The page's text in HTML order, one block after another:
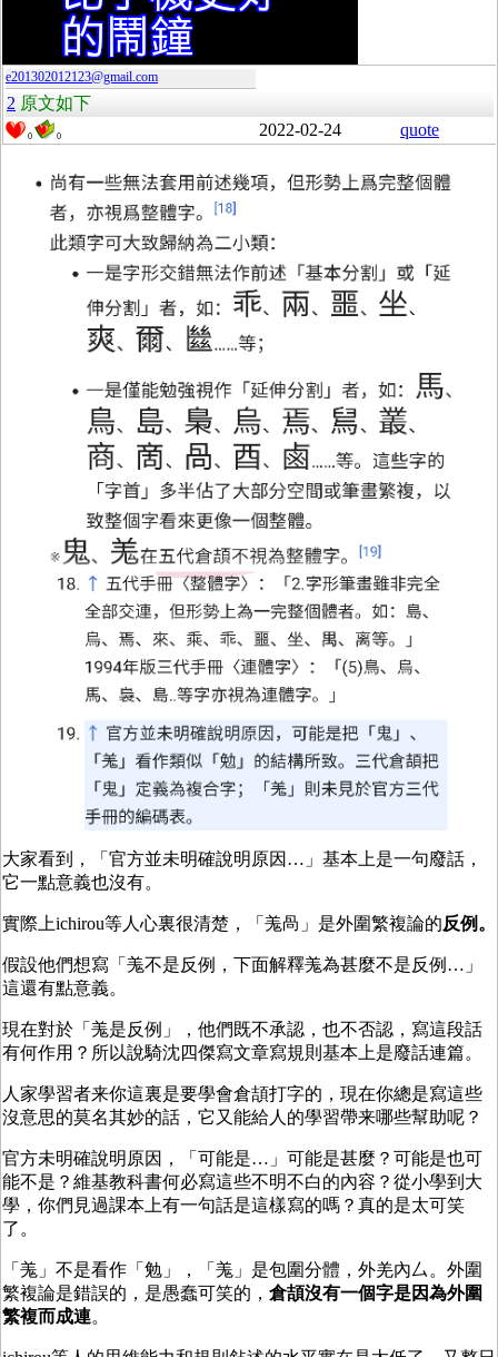
e201302012123@gmail.com
2 原文如下
0 0 2022-02-24 quote
大家看到，「 官方並未明確說明原因…」基本上是一句廢話，
它一點意義也沒有。
實際上ichirou等人心裏很清楚，「羗咼」是外圍繁複論的反例。
假設他們想寫「羗不是反例，下面解釋羗為甚麼不是反例…」
這還有點意義。
現在對於「羗是反例」，他們既不承認，也不否認，寫這段話
有何作用？所以說騎沈四傑寫文章寫規則基本上是廢話連篇。
人家學習者来你這裏是要學會倉頡打字的，現在你總是寫這些
沒意思的莫名其妙的話，它又能給人的學習帶来哪些幫助呢？
官方未明確說明原因，「可能是…」可能是甚麼？可能是也可
能不是？維基教科書何必寫這些不明不白的內容？從小學到大
學，你們見過課本上有一句話是這樣寫的嗎？真的是太可笑
了。
「羗」不是看作「勉」，「羗」是包圍分體，外羌內厶。外圍
繁複論是錯誤的，是愚蠢可笑的， 倉頡沒有一個字是因為外圍
繁複而成連。